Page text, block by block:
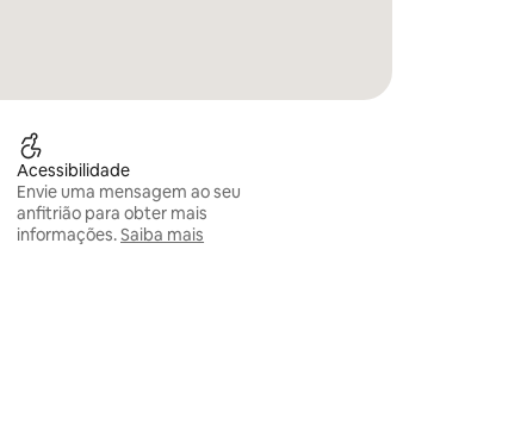
Acessibilidade
Envie uma mensagem ao seu
anfitrião para obter mais
informações.Saiba mais